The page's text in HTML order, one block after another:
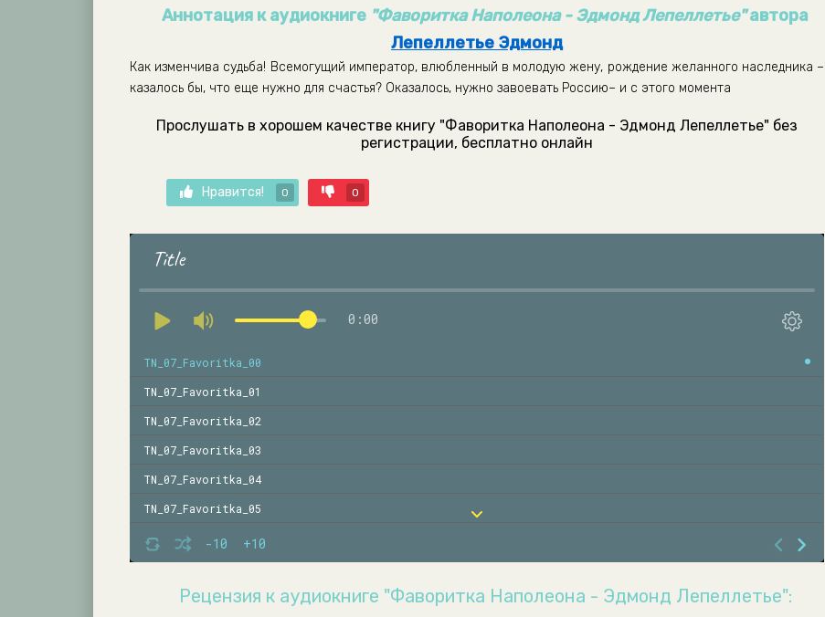
Аннотация к аудиокниге "Фаворитка Наполеона - Эдмонд Лепеллетье"автора
Лепеллетье Эдмонд
Как изменчива судьба! Всемогущий император, влюбленный в молодую жену, рождение желанного наследника –
казалось бы, что еще нужно для счастья? Оказалось, нужно завоевать Россию– и с этого момента
Прослушать в хорошем качестве книгу "Фаворитка Наполеона - Эдмонд Лепеллетье" без
регистрации, бесплатно онлайн
Нравится! 0 0
Title
0:00
-10 +10
TN_07_Favoritka_00
TN_07_Favoritka_01
TN_07_Favoritka_02
TN_07_Favoritka_03
TN_07_Favoritka_04
TN_07_Favoritka_05
TN_07_Favoritka_06
TN_07_Favoritka_07
TN_07_Favoritka_08
Рецензия к аудиокниге "Фаворитка Наполеона - Эдмонд Лепеллетье":